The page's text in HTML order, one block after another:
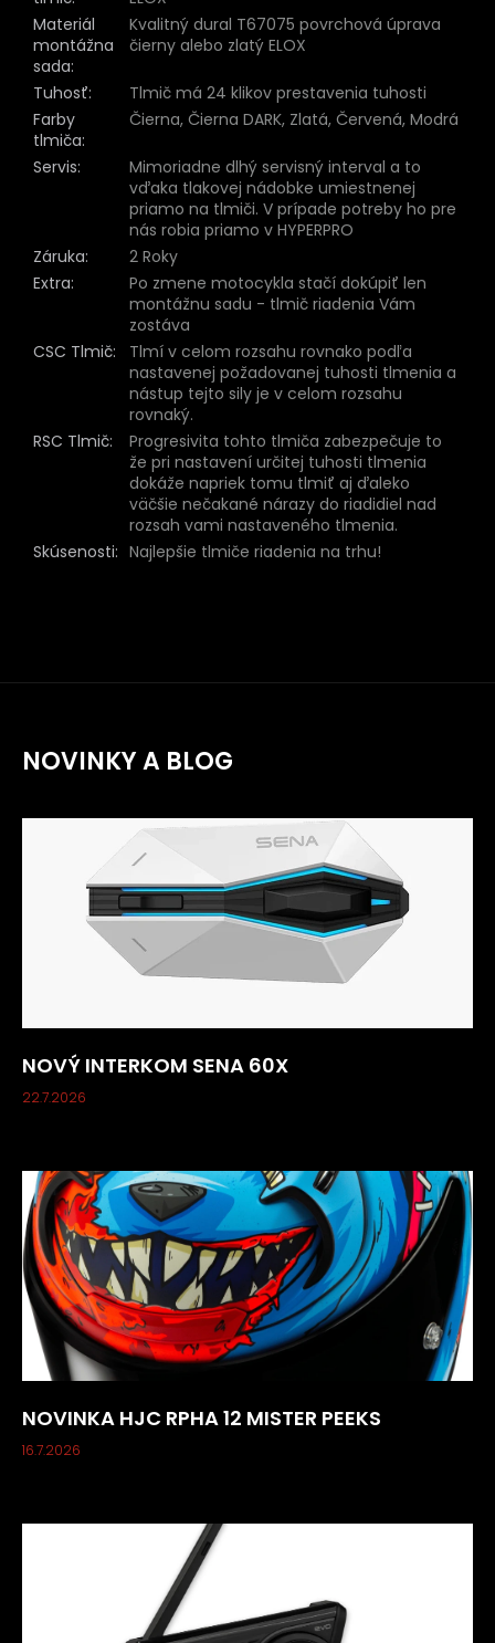
Materiál
montážna
sada:
Kvalitný dural T67075 povrchová úprava
čierny alebo zlatý ELOX
Tuhosť:
Tlmič má 24 klikov prestavenia tuhosti
Farby
tlmiča:
Čierna, Čierna DARK, Zlatá, Červená, Modrá
Servis:
Mimoriadne dlhý servisný interval a to
vďaka tlakovej nádobke umiestnenej
priamo na tlmiči. V prípade potreby ho pre
nás robia priamo v HYPERPRO
Záruka:
2 Roky
Extra:
Po zmene motocykla stačí dokúpiť len
montážnu sadu - tlmič riadenia Vám
zostáva
CSC Tlmič:
Tlmí v celom rozsahu rovnako podľa
nastavenej požadovanej tuhosti tlmenia a
nástup tejto sily je v celom rozsahu
rovnaký.
RSC Tlmič:
Progresivita tohto tlmiča zabezpečuje to
že pri nastavení určitej tuhosti tlmenia
dokáže napriek tomu tlmiť aj ďaleko
väčšie nečakané nárazy do riadidiel nad
rozsah vami nastaveného tlmenia.
Skúsenosti: Najlepšie tlmiče riadenia na trhu!
NOVINKY A BLOG
NOVÝ INTERKOM SENA 60X
22.7.2026
NOVINKA HJC RPHA 12 MISTER PEEKS
16.7.2026